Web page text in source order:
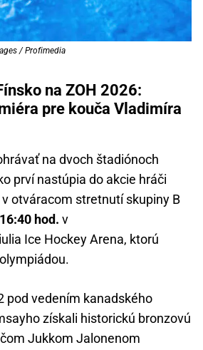
/ Profimedia
na ZOH 2026:
pre kouča Vladimíra
na dvoch štadiónoch
prví nastúpia do akcie hráči
otváracom stretnutí skupiny B
hod. v
Ice Hockey Arena, ktorú
pod vedením kanadského
získali historickú bronzovú
Jukkom Jalonenom